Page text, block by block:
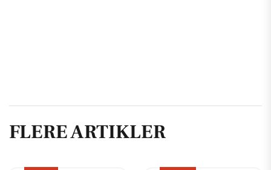
FLERE ARTIKLER